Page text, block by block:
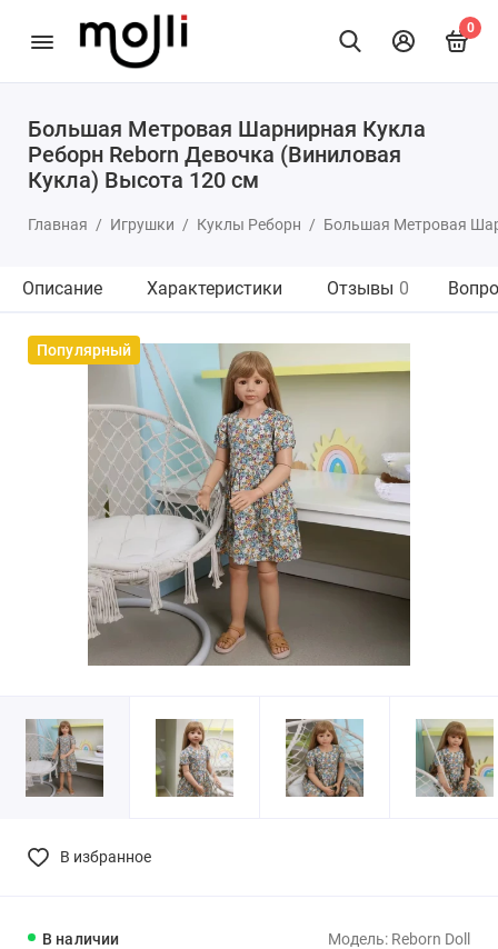
0
Большая Метровая Шарнирная Кукла
Реборн Reborn Девочка (Виниловая
Кукла) Высота 120 см
Главная Игрушки Куклы Реборн Большая Метровая
Описание Характеристики Отзывы 0
Популярный
В избранное
В наличии Модель: Reborn Doll